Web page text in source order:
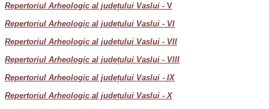
Repertoriul Arheologic al județului Vaslui - V
Repertoriul Arheologic al județului Vaslui - VI
Repertoriul Arheologic al județului Vaslui - VII
Repertoriul Arheologic al județului Vaslui - VIII
Repertoriul Arheologic al județului Vaslui - IX
Repertoriul Arheologic al județului Vaslui - X